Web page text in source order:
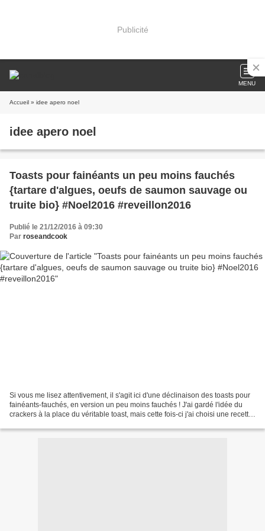
Publicité
MENU
Accueil » idee apero noel
idee apero noel
Toasts pour fainéants un peu moins fauchés
{tartare d'algues, oeufs de saumon sauvage ou
truite bio} #Noel2016 #reveillon2016
Publié le 21/12/2016 à 09:30
Par roseandcook
Si vous me lisez attentivement, il s'agit ici d'une déclinaison des toasts pour
fainéants-fauchés, en version un peu moins fauchés ! J'ai gardé l'idée du
crackers à la place du véritable toast, mais cette fois-ci j'ai choisi une recette